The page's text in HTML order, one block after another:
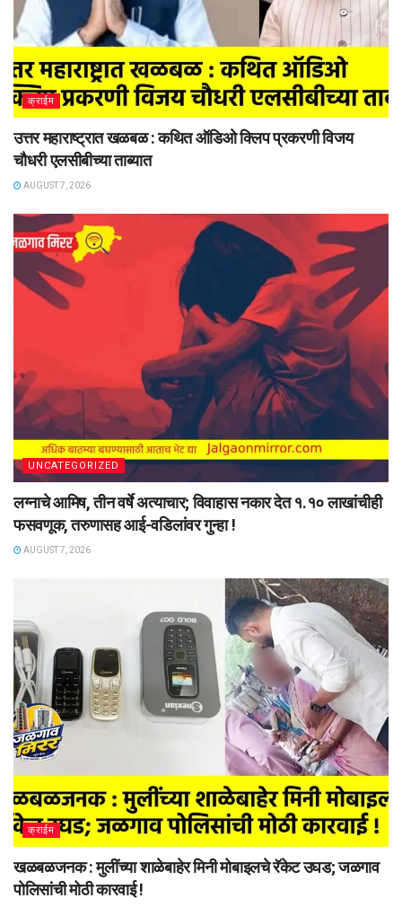
क्राईम
उत्तर महाराष्ट्रात खळबळ : कथित ऑडिओ क्लिप प्रकरणी विजय
चौधरी एलसीबीच्या ताब्यात
AUGUST 7, 2026
UNCATEGORIZED
लग्नाचे आमिष, तीन वर्षे अत्याचार; विवाहास नकार देत १.१० लाखांचीही
फसवणूक, तरुणासह आई-वडिलांवर गुन्हा !
AUGUST 7, 2026
क्राईम
खळबळजनक : मुलींच्या शाळेबाहेर मिनी मोबाइलचे रॅकेट उघड; जळगाव
पोलिसांची मोठी कारवाई !